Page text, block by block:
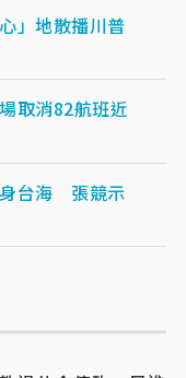
」地散播川普
取消82航班近
身台海 張競示